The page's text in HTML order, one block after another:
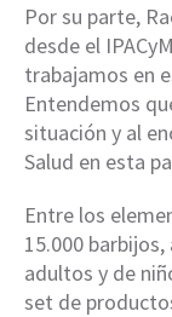
Por su parte,
desde el
trabajamos en
Entendemos
situación y al
Salud en esta
Entre los
15.000
adultos y de
set de